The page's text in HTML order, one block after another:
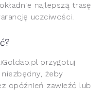
najlepszą trasę
uczciwości.
przygotuj
żeby
opóźnień zawieźć lub